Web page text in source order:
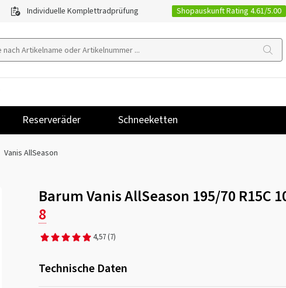
Individuelle Komplettradprüfung Shopauskunft Rating 4.61/5.00
Reserveräder Schneeketten
Vanis AllSeason
Barum Vanis AllSeason 195/70 R15C
8
4,57 (7)
Technische Daten